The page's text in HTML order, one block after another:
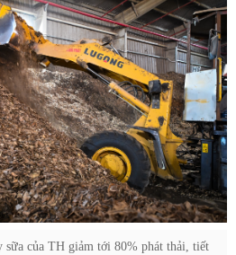
sữa của TH giảm tới 80% phát thải, tiết